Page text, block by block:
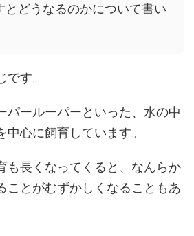
とどうなるのかについて書い
す。
パールーパーといった、水の中
心に飼育しています。
も長くなってくると、なんらか
ことがむずかしくなることもあ